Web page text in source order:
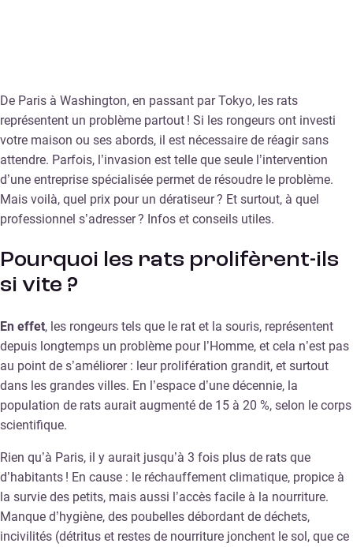
De Paris à Washington, en passant par Tokyo, les rats
représentent un problème partout ! Si les rongeurs ont investi
votre maison ou ses abords, il est nécessaire de réagir sans
attendre. Parfois, l’invasion est telle que seule l’intervention
d’une entreprise spécialisée permet de résoudre le problème.
Mais voilà, quel prix pour un dératiseur ? Et surtout, à quel
professionnel s’adresser ? Infos et conseils utiles.
Pourquoi les rats prolifèrent-ils
si vite ?
En effet, les rongeurs tels que le rat et la souris, représentent
depuis longtemps un problème pour l’Homme, et cela n’est pas
au point de s’améliorer : leur prolifération grandit, et surtout
dans les grandes villes. En l’espace d’une décennie, la
population de rats aurait augmenté de 15 à 20 %, selon le corps
scientifique.
Rien qu’à Paris, il y aurait jusqu’à 3 fois plus de rats que
d’habitants ! En cause : le réchauffement climatique, propice à
la survie des petits, mais aussi l’accès facile à la nourriture.
Manque d’hygiène, des poubelles débordant de déchets,
incivilités (détritus et restes de nourriture jonchent le sol, que ce